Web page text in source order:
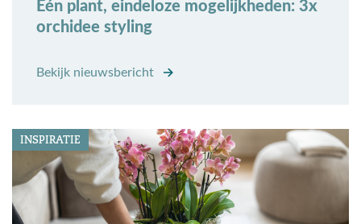
Eén plant, eindeloze mogelijkheden: 3x
orchidee styling
Bekijk nieuwsbericht
INSPIRATIE